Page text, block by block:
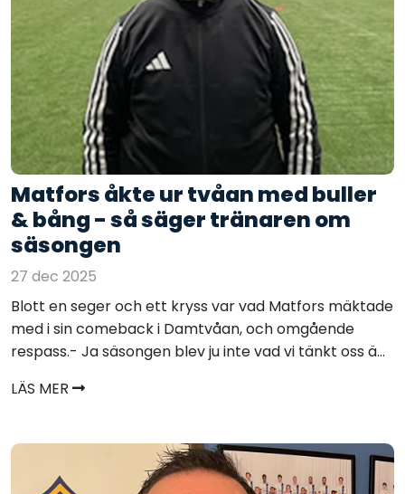
Matfors åkte ur tvåan med buller
& bång - så säger tränaren om
säsongen
27 dec 2025
Blott en seger och ett kryss var vad Matfors mäktade
med i sin comeback i Damtvåan, och omgående
respass.- Ja säsongen blev ju inte vad vi tänkt oss ä...
LÄS MER